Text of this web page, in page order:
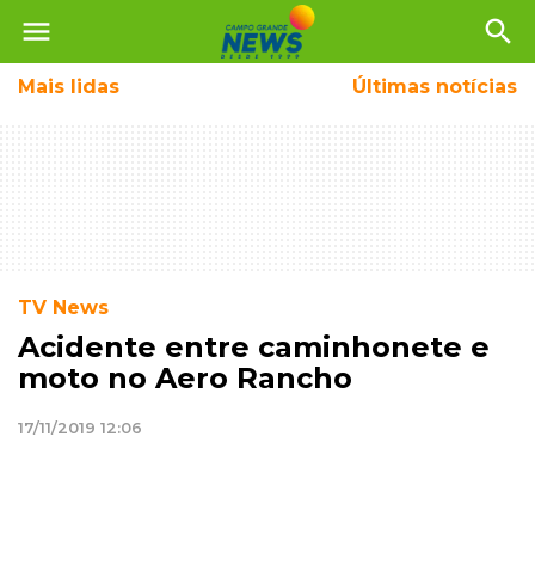
menu search
Mais lidas Últimas notícias
TV News
Acidente entre caminhonete e
moto no Aero Rancho
17/11/2019 12:06